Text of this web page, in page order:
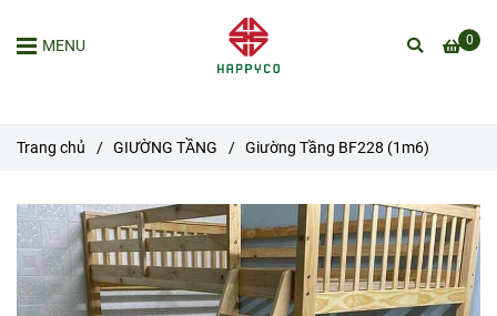
0
MENU
Trang chủ / GIƯỜNG TẦNG / Giường Tầng BF228 (1m6)